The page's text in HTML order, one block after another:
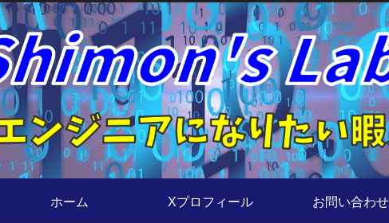
ホーム Xプロフィール お問い合わせ